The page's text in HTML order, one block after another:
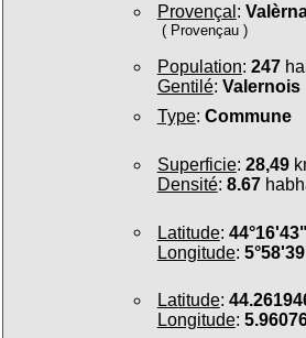
Provençal :
( Provençau )
Population: 247
Gentilé: Valernois
Type: Commune
Superficie: 28,49
Densité: 8.67
Latitude:
Longitude:
Latitude:
Longitude: